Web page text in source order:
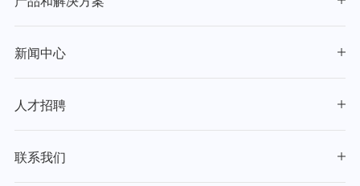
新闻中心
人才招聘
联系我们